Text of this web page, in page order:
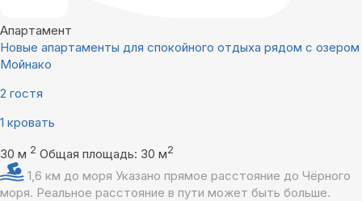
Апартамент
Новые апартаменты для спокойного отдыха рядом с озером
Мойнако
2 гостя
1 кровать
30 м 2 Общая площадь: 30 м2
1,6 км до моря Указано прямое расстояние до Чёрного
моря. Реальное расстояние в пути может быть больше.